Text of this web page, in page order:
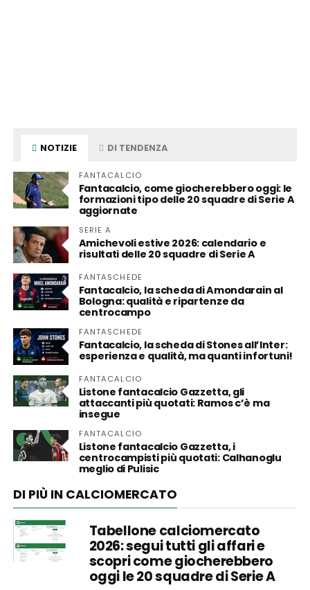
NOTIZIE DI TENDENZA
FANTACALCIO
Fantacalcio, come giocherebbero oggi: le
formazioni tipo delle 20 squadre di Serie A
aggiornate
SERIE A
Amichevoli estive 2026: calendario e
risultati delle 20 squadre di Serie A
FANTASCHEDE
Fantacalcio, la scheda di Amondarain al
Bologna: qualità e ripartenze da
centrocampo
FANTASCHEDE
Fantacalcio, la scheda di Stones all’Inter:
esperienza e qualità, ma quanti infortuni!
FANTACALCIO
Listone fantacalcio Gazzetta, gli
attaccanti più quotati: Ramos c’è ma
insegue
FANTACALCIO
Listone fantacalcio Gazzetta, i
centrocampisti più quotati: Calhanoglu
meglio di Pulisic
DI PIÙ IN CALCIOMERCATO
Tabellone calciomercato
2026: segui tutti gli affari e
scopri come giocherebbero
oggi le 20 squadre di Serie A